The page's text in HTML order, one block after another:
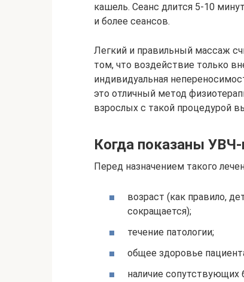
кашель. Сеанс длится 5-10
и более сеансов.
Легкий и правильный массаж
том, что воздействие только
индивидуальная
это отличный метод
взрослых с такой процедурой
Когда показаны
Перед назначением такого
возраст (как правило,
сокращается);
течение патологии;
общее здоровье
наличие сопутствующих